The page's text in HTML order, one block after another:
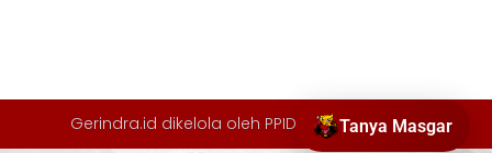
Tanya Masgar
Gerindra.id dikelola oleh PPID Partai Gerindra.